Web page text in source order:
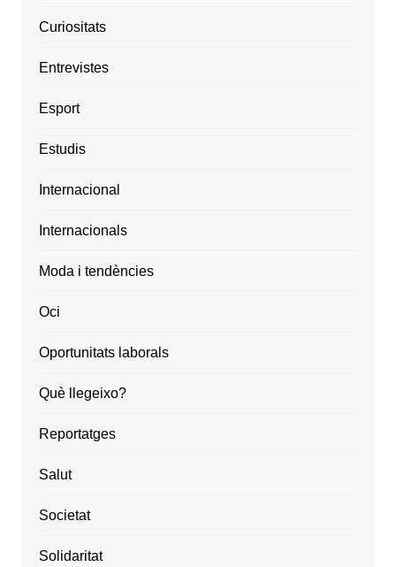
Curiositats
Entrevistes
Esport
Estudis
Internacional
Internacionals
Moda i tendències
Oci
Oportunitats laborals
Què llegeixo?
Reportatges
Salut
Societat
Solidaritat